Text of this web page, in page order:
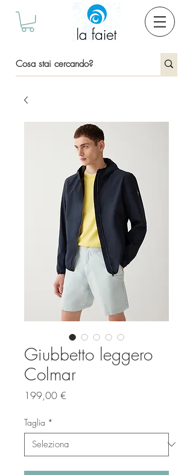
Giubbetto leggero
Colmar
199,00 €
Taglia *